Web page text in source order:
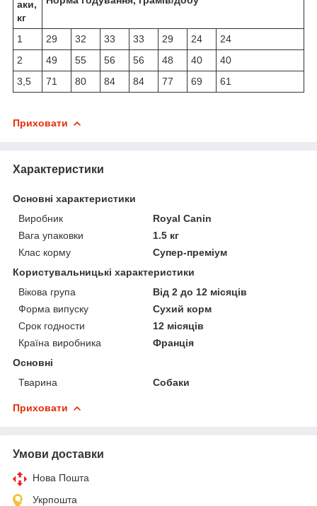
аки,
кг
1 29 32 33 33 29 24
24
2
49 55 56 56 48 40
40
3,5
71 80 84 84 77 69 61
Приховати
Характеристики
Основні характеристики
Виробник
Royal Canin
Вага упаковки
1.5 кг
Клас корму
Супер-преміум
Користувальницькі характеристики
Вікова група
Від 2 до 12 місяців
Форма випуску
Сухий корм
Срок годности
12 місяців
Країна виробника
Франція
Основні
Тварина
Собаки
Приховати
Умови доставки
Нова Пошта
Укрпошта